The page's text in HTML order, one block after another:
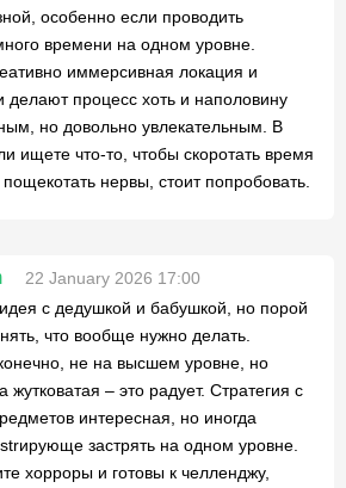
особенно если проводить
времени на одном уровне.
иммерсивная локация и
делают процесс хоть и наполовину
но довольно увлекательным. В
ищете что-то, чтобы скоротать время
нервы, стоит попробовать.
22 January 2026 17:00
с дедушкой и бабушкой, но порой
что вообще нужно делать.
не на высшем уровне, но
– это радует. Стратегия с
интересная, но иногда
застрять на одном уровне.
хорроры и готовы к челленджу,